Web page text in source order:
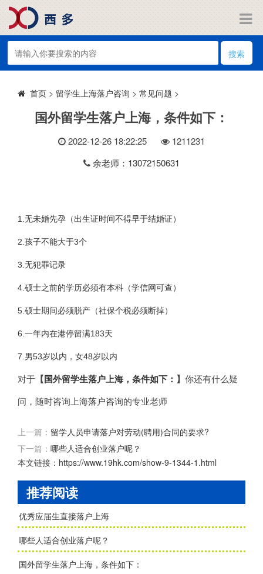
搜索
首页 > 留学生上海落户咨询 > 常见问题 >
国外留学生落户上海，条件如下：
2022-12-26 18:22:25 1211231
余老师：13072150631
1. 无未婚先孕（出生证时间不得早于结婚证）
2. 孩子不能大于3个
3. 无犯罪记录
4. 硕士之前的学历必须有本科（学信网可查）
5. 硕士期间必须脱产（社保个税必须断掉）
6. 一年内在港停留满183天
7. 男53岁以内，女48岁以内
对于 【国外留学生落户上海，条件如下： 】 你还有什么疑
问，随时咨询 上海落户咨询的专业老师
上一篇： 留学人员申请落户对劳动(聘用)合同的要求?
下一篇： 哪些人适合创业落户呢？
本文链接： https://www.19hk.com/show-9-1344-1.html
推荐阅读
优秀应届生直接落户上海
哪些人适合创业落户呢？
国外留学生落户上海，条件如下：